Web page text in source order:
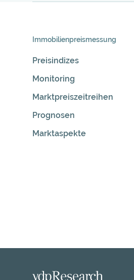
Skip
Immobilienpreis­messung
Preisindizes
Monitoring
Marktpreiszeitreihen
Prognosen
Marktaspekte